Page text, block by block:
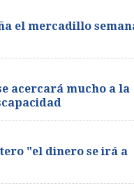
el mercadillo
acercará mucho a la
"el dinero se irá a